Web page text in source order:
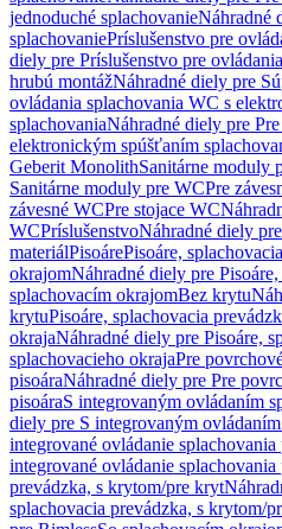
jednoduché splachovanieNáhradné
splachovaniePríslušenstvo pre
diely pre Príslušenstvo pre
hrubú montážNáhradné diely pre
ovládania splachovania WC s
splachovaniaNáhradné diely pre
elektronickým spúšťaním
Geberit MonolithSanitárne moduly
Sanitárne moduly pre WCPre
závesné WCPre stojace WC
WCPríslušenstvoNáhradné diely
materiálPisoárePisoáre,
okrajomNáhradné diely pre
splachovacím okrajomBez krytu
krytuPisoáre, splachovacia
okrajaNáhradné diely pre Pisoáre,
splachovacieho okrajaPre
pisoáraNáhradné diely pre Pre
pisoáraS integrovaným ovládaním
diely pre S integrovaným
integrované ovládanie splachovania
integrované ovládanie splachovania
prevádzka, s krytom/pre kryt
splachovacia prevádzka, s krytom/